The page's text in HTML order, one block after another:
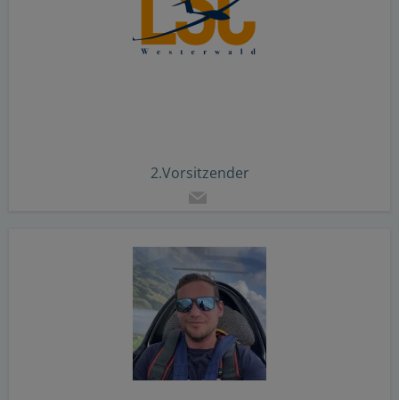
2.Vorsitzender